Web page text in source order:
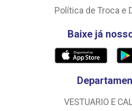
Política de Troca e
Baixe já
VESTUARIO E